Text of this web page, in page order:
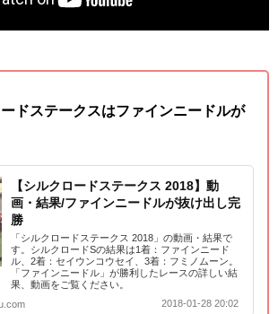
ドステークスはファインニードルが
【シルクロードステークス 2018】動
画・結果/ファインニードルが抜け出し完
勝
「シルクロードステークス 2018」の動画・結果で
す。シルクロードSの結果は1着：ファインニード
ル、2着：セイウンコウセイ、3着：フミノムーン。
「ファインニードル」が勝利したレースの詳しい結
果、動画をご覧ください。
2018-01-28 20:02